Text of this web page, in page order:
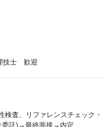
技士 歓迎
査、リファレンスチェック・
委託)→最終面接→内定